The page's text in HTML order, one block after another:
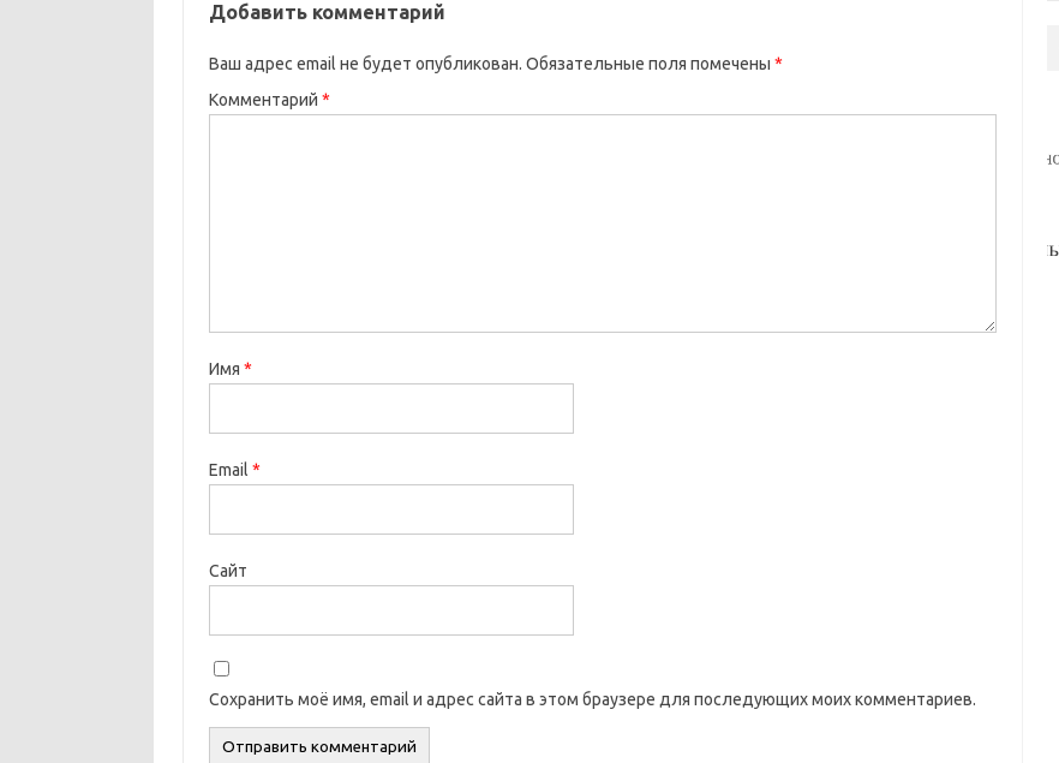
Добавить комментарий
Ваш адрес email не будет опубликован. Обязательные поля помечены *
Комментарий *
Имя *
Email *
Сайт
Сохранить моё имя, email и адрес сайта в этом браузере для последующих моих комментариев.